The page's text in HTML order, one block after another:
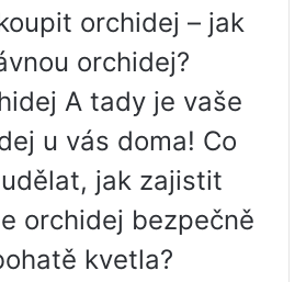
orchidej – jak
orchidej?
A tady je vaše
u vás doma! Co
jak zajistit
orchidej bezpečně
kvetla?